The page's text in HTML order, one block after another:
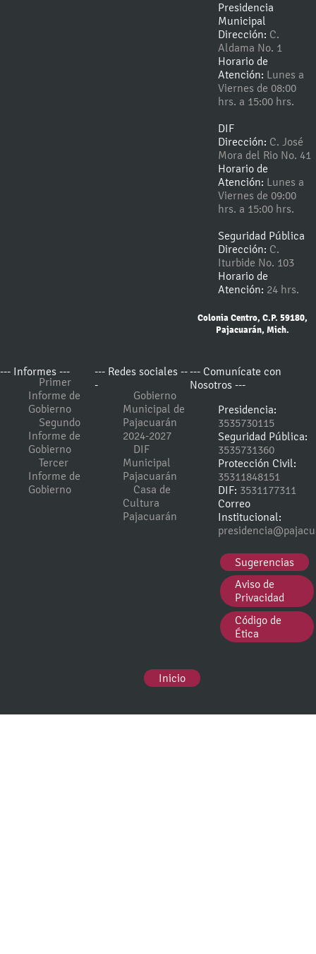
Presidencia
Municipal
Dirección: C.
Aldama No. 1
Horario de
Atención: Lunes a
Viernes de 08:00
hrs. a 15:00 hrs.
DIF
Dirección: C. José
Mora del Rio No. 41
Horario de
Atención: Lunes a
Viernes de 09:00
hrs. a 15:00 hrs.
Seguridad Pública
Dirección: C.
Iturbide No. 103
Horario de
Atención: 24 hrs.
Colonia Centro, C.P. 59180,
Pajacuarán, Mich.
--- Informes ---
Primer
Informe de
Gobierno
Segundo
Informe de
Gobierno
Tercer
Informe de
Gobierno
--- Redes sociales --
-
Gobierno
Municipal de
Pajacuarán
2024-2027
DIF
Municipal
Pajacuarán
Casa de
Cultura
Pajacuarán
--- Comunícate con
Nosotros ---
Presidencia:
3535730115
Seguridad Pública:
3535731360
Protección Civil:
35311848151
DIF: 3531177311
Correo
Institucional:
Sugerencias
Aviso de
Privacidad
Código de
Ética
Inicio